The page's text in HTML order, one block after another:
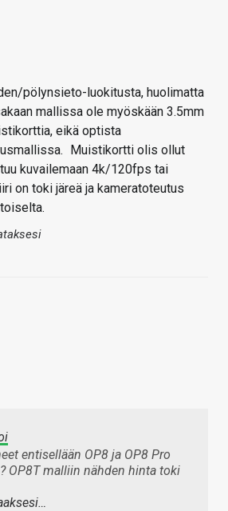
pölynsieto-luokitusta, huolimatta
mallissa ole myöskään 3.5mm
eikä optista
Muistikortti olis ollut
kuvailemaan 4k/120fps tai
on toki järeä ja kameratoteutus
entisellään OP8 ja OP8 Pro
OP8T malliin nähden hinta toki